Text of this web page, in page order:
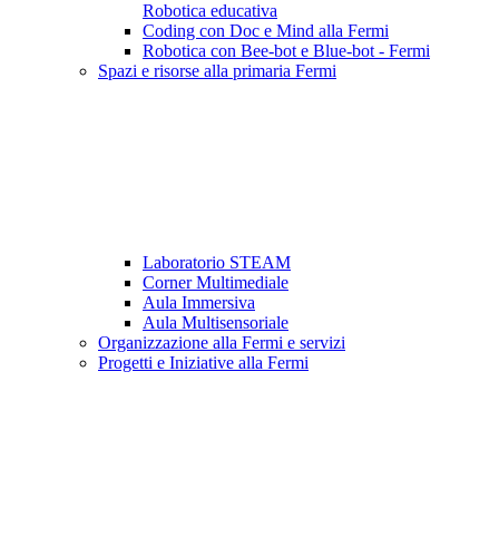
Robotica educativa
Coding con Doc e Mind alla Fermi
Robotica con Bee-bot e Blue-bot - Fermi
Spazi e risorse alla primaria Fermi
Laboratorio STEAM
Corner Multimediale
Aula Immersiva
Aula Multisensoriale
Organizzazione alla Fermi e servizi
Progetti e Iniziative alla Fermi